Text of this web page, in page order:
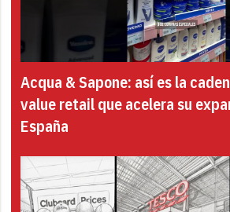
Acqua & Sapone: así es la
value retail que acelera su
España